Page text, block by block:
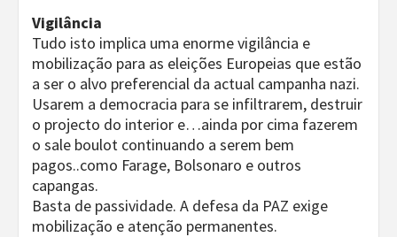
Vigilância
Tudo isto implica uma enorme vigilância e
mobilização para as eleições Europeias que estão
a ser o alvo preferencial da actual campanha nazi.
Usarem a democracia para se infiltrarem, destruir
o projecto do interior e…ainda por cima fazerem
o sale boulot continuando a serem bem
pagos..como Farage, Bolsonaro e outros
capangas.
Basta de passividade. A defesa da PAZ exige
mobilização e atenção permanentes.